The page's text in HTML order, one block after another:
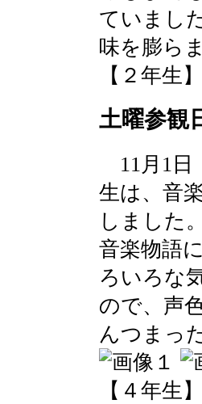
ていまし
味を膨ら
【２年生
土曜参
11月1日
生は、音
しました
音楽物語
ろいろな
ので、声
んつまっ
【４年生